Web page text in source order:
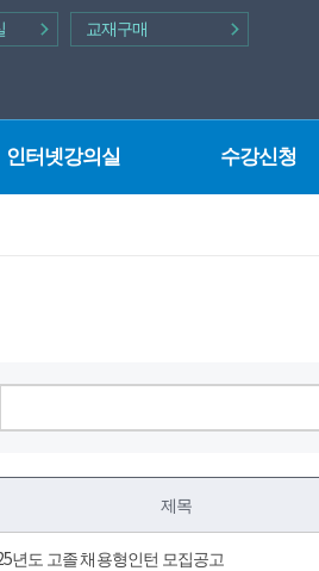
교재구매
인터넷강의실 수강신청
제목
년도 고졸 채용형인턴 모집공고